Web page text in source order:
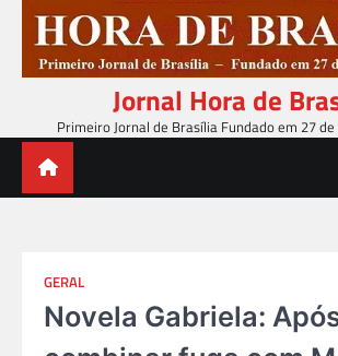
content
Jornal Hora de
Primeiro Jornal de Brasília Fundado em 27
GERAL
Novela Gabriela: